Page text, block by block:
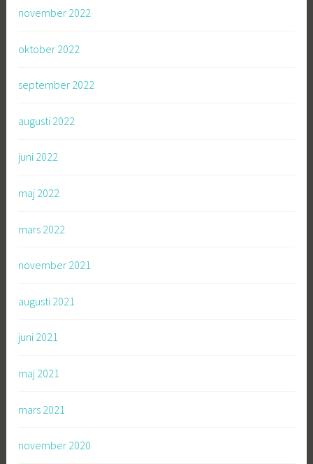
november 2022
oktober 2022
september 2022
augusti 2022
juni 2022
maj 2022
mars 2022
november 2021
augusti 2021
juni 2021
maj 2021
mars 2021
november 2020